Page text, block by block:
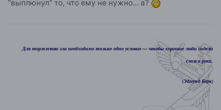
"выплюнул" то, что ему не нужно... а?
Для торжества зла необходимо только одно условие — чтобы хорошие люди сидели
сложа руки.
(Эдмунд Берк)